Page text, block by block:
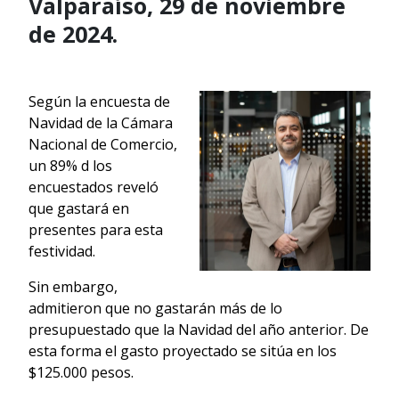
de 2024.
Según la encuesta de
Navidad de la Cámara
Nacional de Comercio,
un 89% d los
encuestados reveló
que gastará en
presentes para esta
festividad.
Sin embargo,
admitieron que no gastarán más de lo
presupuestado que la Navidad del año anterior. De
esta forma el gasto proyectado se sitúa en los
$125.000 pesos.